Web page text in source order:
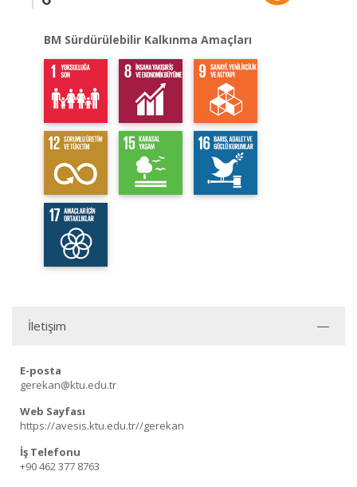
BM Sürdürülebilir Kalkınma Amaçları
İletişim
E-posta
gerekan@ktu.edu.tr
Web Sayfası
https://avesis.ktu.edu.tr//gerekan
İş Telefonu
+90 462 377 8763